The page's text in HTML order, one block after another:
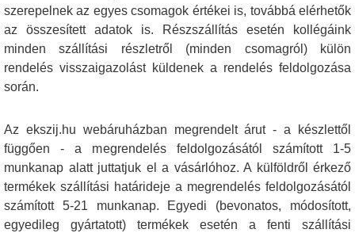
szerepelnek az egyes csomagok értékei is, továbbá elérhetők
az összesített adatok is. Részszállítás esetén kollégáink
minden szállítási részletről (minden csomagról) külön
rendelés visszaigazolást küldenek a rendelés feldolgozása
során.
Az ekszij.hu webáruházban megrendelt árut - a készlettől
függően - a megrendelés feldolgozásától számított 1-5
munkanap alatt juttatjuk el a vásárlóhoz. A külföldről érkező
termékek szállítási határideje a megrendelés feldolgozásától
számított 5-21 munkanap. Egyedi (bevonatos, módosított,
egyedileg gyártatott) termékek esetén a fenti szállítási